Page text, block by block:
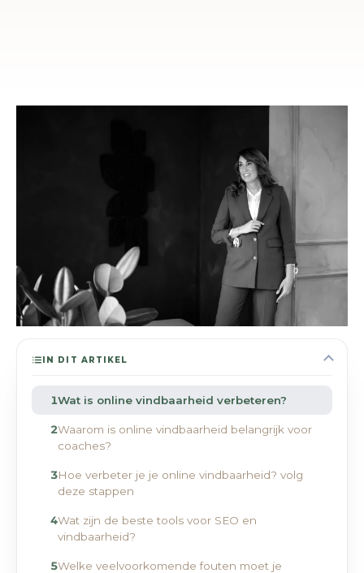
IN DIT ARTIKEL
Wat is online vindbaarheid verbeteren?
Waarom is online vindbaarheid belangrijk voor
coaches?
Hoe verbeter je je online vindbaarheid? volg
deze stappen
Wat zijn de beste tools voor SEO en
vindbaarheid?
Welke veelvoorkomende fouten moet je